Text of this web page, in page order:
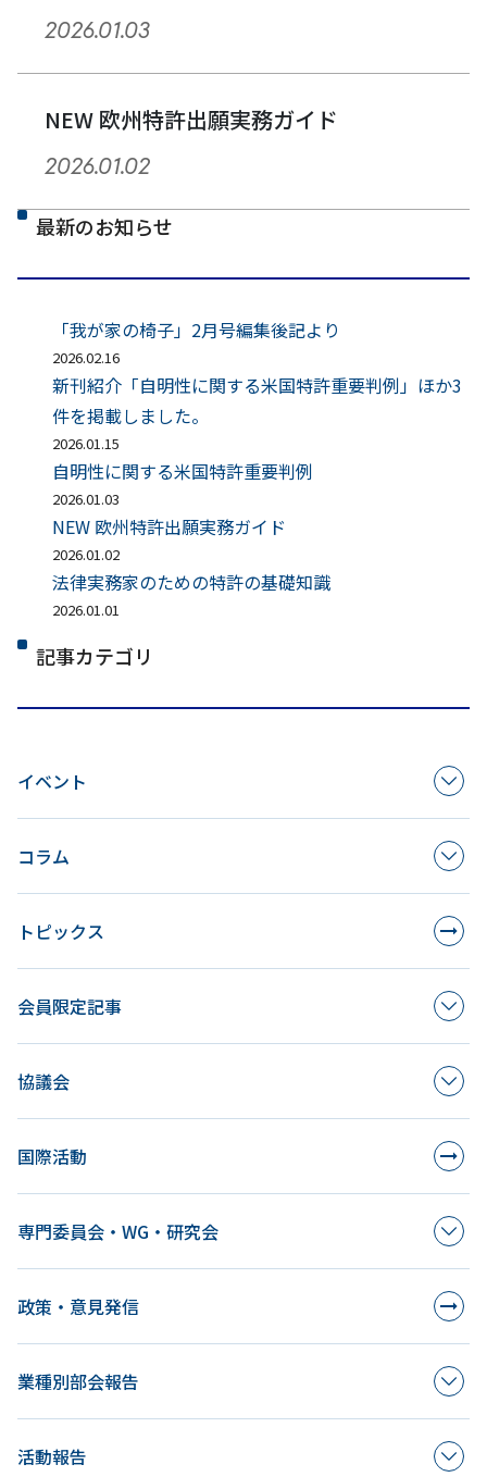
2026.01.03
NEW 欧州特許出願実務ガイド
2026.01.02
最新のお知らせ
「我が家の椅子」2月号編集後記より
2026.02.16
新刊紹介「自明性に関する米国特許重要判例」ほか3
件を掲載しました。
2026.01.15
自明性に関する米国特許重要判例
2026.01.03
NEW 欧州特許出願実務ガイド
2026.01.02
法律実務家のための特許の基礎知識
2026.01.01
記事カテゴリ
イベント
コラム
トピックス
会員限定記事
協議会
国際活動
専門委員会・WG・研究会
政策・意見発信
業種別部会報告
活動報告